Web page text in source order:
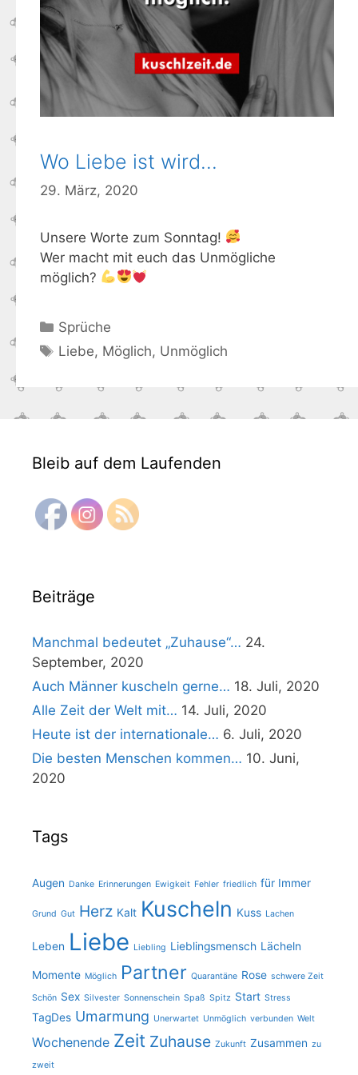
Wo Liebe ist wird…
29. März, 2020
Unsere Worte zum Sonntag!
Wer macht mit euch das Unmögliche
möglich?
Kategorien
Sprüche
Schlagwörter
Liebe, Möglich, Unmöglich
Bleib auf dem Laufenden
Beiträge
Manchmal bedeutet „Zuhause“… 24.
September, 2020
Auch Männer kuscheln gerne… 18. Juli, 2020
Alle Zeit der Welt mit… 14. Juli, 2020
Heute ist der internationale… 6. Juli, 2020
Die besten Menschen kommen… 10. Juni,
2020
Tags
Augen Danke Erinnerungen Ewigkeit Fehler friedlich für Immer
Grund Gut Herz Kalt Kuscheln Kuss Lachen
Leben Liebe Liebling Lieblingsmensch Lächeln
Momente Möglich Partner Quarantäne Rose schwere Zeit
Schön Sex Silvester Sonnenschein Spaß Spitz Start Stress
TagDes Umarmung Unerwartet Unmöglich verbunden Welt
Wochenende Zeit Zuhause Zukunft Zusammen zu
zweit